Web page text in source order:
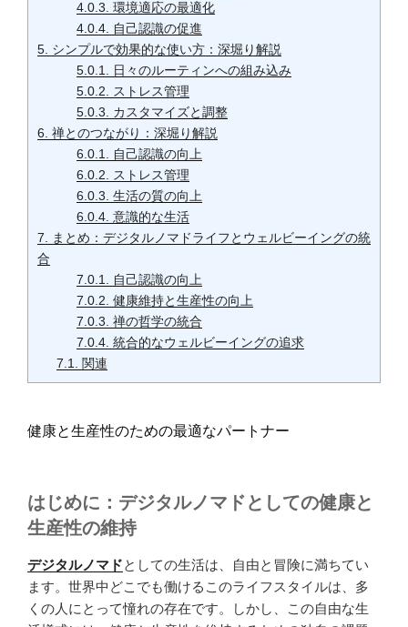
4.0.3. 環境適応の最適化
4.0.4.
自己認識の促進
5. シンプルで効果的な使い方：深堀り解説
5.0.1.
日々のルーティンへの組み込み
5.0.2.
ストレス管理
5.0.3.
カスタマイズと調整
6. 禅とのつながり：深堀り解説
6.0.1.
自己認識の向上
6.0.2.
ストレス管理
6.0.3. 生活の質の向上
6.0.4. 意識的な生活
7.
まとめ：デジタルノマドライフとウェルビーイングの統
合
7.0.1.
自己認識の向上
7.0.2. 健康維持と生産性の向上
7.0.3. 禅の哲学の統合
7.0.4. 統合的なウェルビーイングの追求
7.1.
関連
健康と生産性のための最適なパートナー
はじめに：デジタルノマドとしての健康と
生産性の維持
デジタルノマドとしての生活は、自由と冒険に満ちてい
ます。世界中どこでも働けるこのライフスタイルは、多
くの人にとって憧れの存在です。しかし、この自由な生